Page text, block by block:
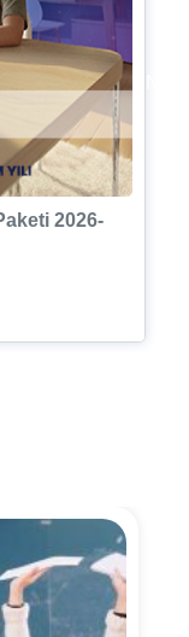
2026-